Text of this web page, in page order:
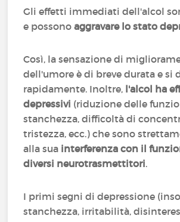
Gli effetti immediati dell'alcol
e possonoaggravare lo stato
Così, la sensazione di
dell'umore è di breve durata e si
rapidamente. Inoltre, l'alcol ha
depressivi (riduzione delle
stanchezza, difficoltà di
tristezza, ecc.) che sono
alla sua interferenza con il
diversi neurotrasmettitori.
I primi segni di depressione
stanchezza, irritabilità,